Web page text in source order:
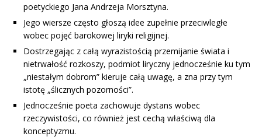
poetyckiego Jana Andrzeja Morsztyna.
Jego wiersze często głoszą idee zupełnie przeciwległe
wobec pojęć barokowej liryki religijnej.
Dostrzegając z całą wyrazistością przemijanie świata i
nietrwałość rozkoszy, podmiot liryczny jednocześnie ku tym
„niestałym dobrom” kieruje całą uwagę, a zna przy tym
istotę „ślicznych pozorności”.
Jednocześnie poeta zachowuje dystans wobec
rzeczywistości, co również jest cechą właściwą dla
konceptyzmu.